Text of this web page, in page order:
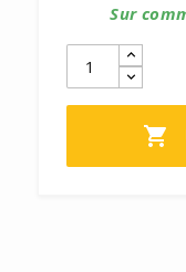
Sur
